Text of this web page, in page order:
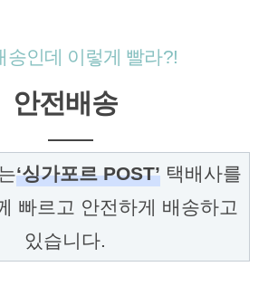
송인데 이렇게 빨라?!
안전배송
‘싱가포르 POST’ 택배사를
빠르고 안전하게 배송하고
있습니다.